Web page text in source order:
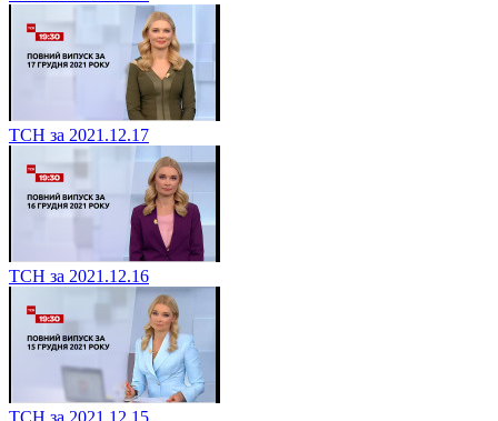
ТСН за 2021.12.17
ТСН за 2021.12.16
ТСН за 2021.12.15